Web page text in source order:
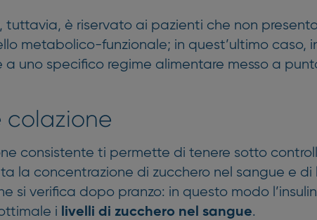
tuttavia, è riservato ai pazienti che non
metabolico-funzionale; in quest’ultimo caso,
uno specifico regime alimentare messo a
colazione
consistente ti permette di tenere sotto
la concentrazione di zucchero nel sangue e di
si verifica dopo pranzo: in questo modo
i livelli di zucchero nel sangue.